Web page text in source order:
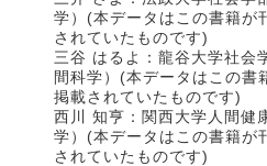
学）(本データはこの書籍が
されていたものです)
三谷 はるよ：龍谷大学社会
間科学）(本データはこの書
掲載されていたものです)
西川 知亨：関西大学人間健
学）(本データはこの書籍が
されていたものです)